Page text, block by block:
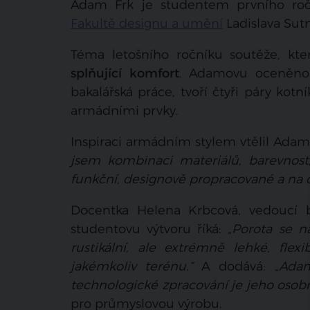
Adam Frk je studentem prvního
Ladislava
Téma letošního ročníku soutěže,
splňující komfort. Adamovu
bakalářská práce, tvoří čtyři páry
armádními prvky.
Inspiraci armádním stylem vtělil
jsem kombinaci materiálů,
funkční, designově propracované a
Docentka Helena Krbcová,
studentovu výtvoru říká: „Porota se
rustikální, ale extrémně lehké,
jakémkoliv terénu.“ A dodává:
technologické zpracování je jeho
pro průmyslovou výrobu.